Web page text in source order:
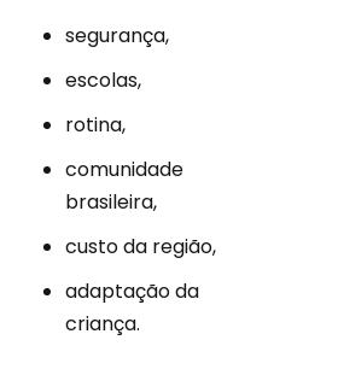
segurança,
escolas,
rotina,
comunidade
brasileira,
custo da região,
adaptação da
criança.